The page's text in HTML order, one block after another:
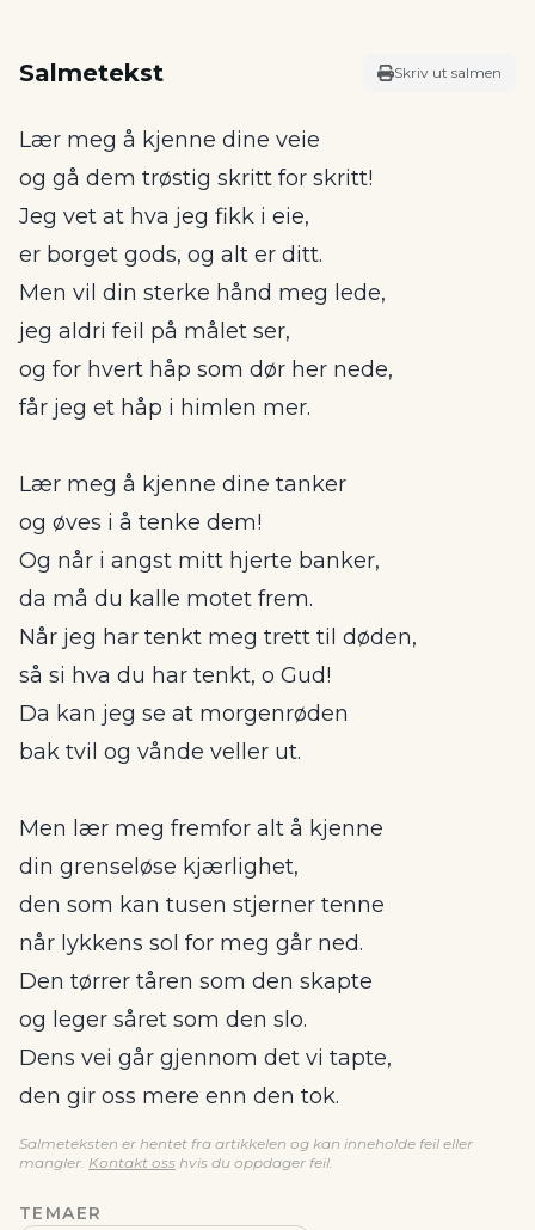
Salmetekst Skriv ut salmen
Lær meg å kjenne dine veie
og gå dem trøstig skritt for skritt!
Jeg vet at hva jeg fikk i eie,
er borget gods, og alt er ditt.
Men vil din sterke hånd meg lede,
jeg aldri feil på målet ser,
og for hvert håp som dør her nede,
får jeg et håp i himlen mer.
Lær meg å kjenne dine tanker
og øves i å tenke dem!
Og når i angst mitt hjerte banker,
da må du kalle motet frem.
Når jeg har tenkt meg trett til døden,
så si hva du har tenkt, o Gud!
Da kan jeg se at morgenrøden
bak tvil og vånde veller ut.
Men lær meg fremfor alt å kjenne
din grenseløse kjærlighet,
den som kan tusen stjerner tenne
når lykkens sol for meg går ned.
Den tørrer tåren som den skapte
og leger såret som den slo.
Dens vei går gjennom det vi tapte,
den gir oss mere enn den tok.
Salmeteksten er hentet fra artikkelen og kan inneholde feil eller
mangler. Kontakt oss hvis du oppdager feil.
TEMAER